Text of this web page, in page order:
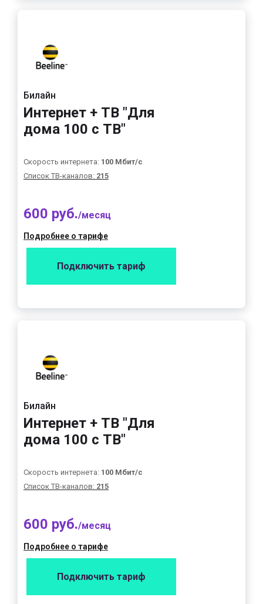
Билайн
Интернет + ТВ "Для
дома 100 с ТВ"
Скорость интернета: 100 Мбит/с
Список ТВ-каналов: 215
600 руб./месяц
Подробнее о тарифе
Подключить тариф
Билайн
Интернет + ТВ "Для
дома 100 с ТВ"
Скорость интернета: 100 Мбит/с
Список ТВ-каналов: 215
600 руб./месяц
Подробнее о тарифе
Подключить тариф